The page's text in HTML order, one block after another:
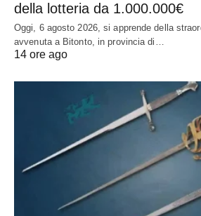
della lotteria da 1.000.000€
Oggi, 6 agosto 2026, si apprende della
avvenuta a Bitonto, in provincia di…
14 ore ago